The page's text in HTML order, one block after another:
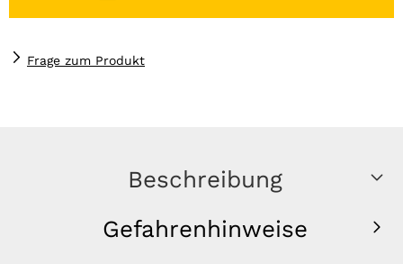
Frage zum Produkt
Beschreibung
Gefahrenhinweise